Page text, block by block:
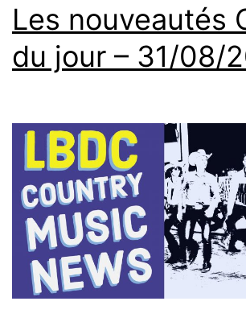
Les nouveautés
du jour – 31/08/